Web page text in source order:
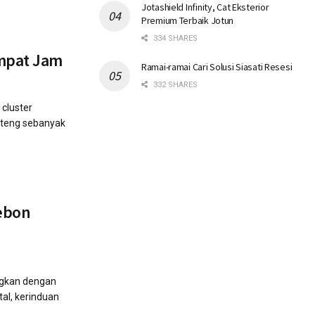
Jam
cluster
sebanyak
dengan
kerinduan
Jotashield Infinity, Cat Eksterior
Premium Terbaik Jotun
334 SHARES
Ramai-ramai Cari Solusi Siasati Resesi
332 SHARES